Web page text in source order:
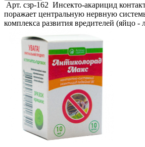
Арт. сзр-162 Инсекто-акарицид
поражает центральную нервную
комплекса развития вредителей (яйцо -